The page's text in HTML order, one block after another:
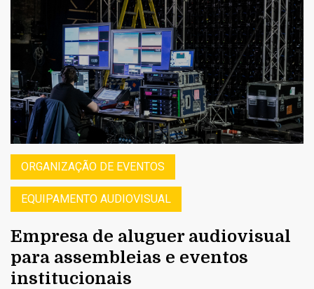
ORGANIZAÇÃO DE EVENTOS
EQUIPAMENTO AUDIOVISUAL
Empresa de aluguer audiovisual
para assembleias e eventos
institucionais